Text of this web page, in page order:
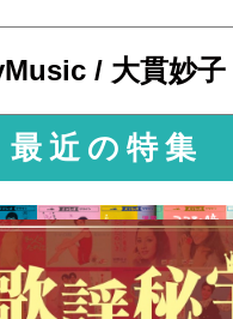
/ 大貫妙子
最近の特集